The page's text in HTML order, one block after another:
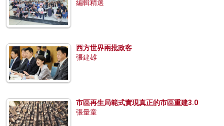
編輯精選
西方世界兩批政客
張建雄
市區再生局範式實現真正的市區重建3.0
張量童